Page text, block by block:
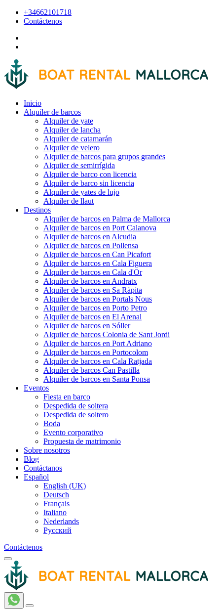
+34662101718
Contáctenos
Inicio
Alquiler de barcos
Alquiler de yate
Alquiler de lancha
Alquiler de catamarán
Alquiler de velero
Alquiler de barcos para grupos grandes
Alquiler de semirrígida
Alquiler de barco con licencia
Alquiler de barco sin licencia
Alquiler de yates de lujo
Alquiler de llaut
Destinos
Alquiler de barcos en Palma de Mallorca
Alquiler de barcos en Port Calanova
Alquiler de barcos en Alcudia
Alquiler de barcos en Pollensa
Alquiler de barcos en Can Picafort
Alquiler de barcos en Cala Figuera
Alquiler de barcos en Cala d'Or
Alquiler de barcos en Andratx
Alquiler de barcos en Sa Ràpita
Alquiler de barcos en Portals Nous
Alquiler de barcos en Porto Petro
Alquiler de barcos en El Arenal
Alquiler de barcos en Sóller
Alquiler de barcos Colonia de Sant Jordi
Alquiler de barcos en Port Adriano
Alquiler de barcos en Portocolom
Alquiler de barcos en Cala Ratjada
Alquiler de barcos Can Pastilla
Alquiler de barcos en Santa Ponsa
Eventos
Fiesta en barco
Despedida de soltera
Despedida de soltero
Boda
Evento corporativo
Propuesta de matrimonio
Sobre nosotros
Blog
Contáctanos
Español
English (UK)
Deutsch
Français
Italiano
Nederlands
Русский
Contáctenos